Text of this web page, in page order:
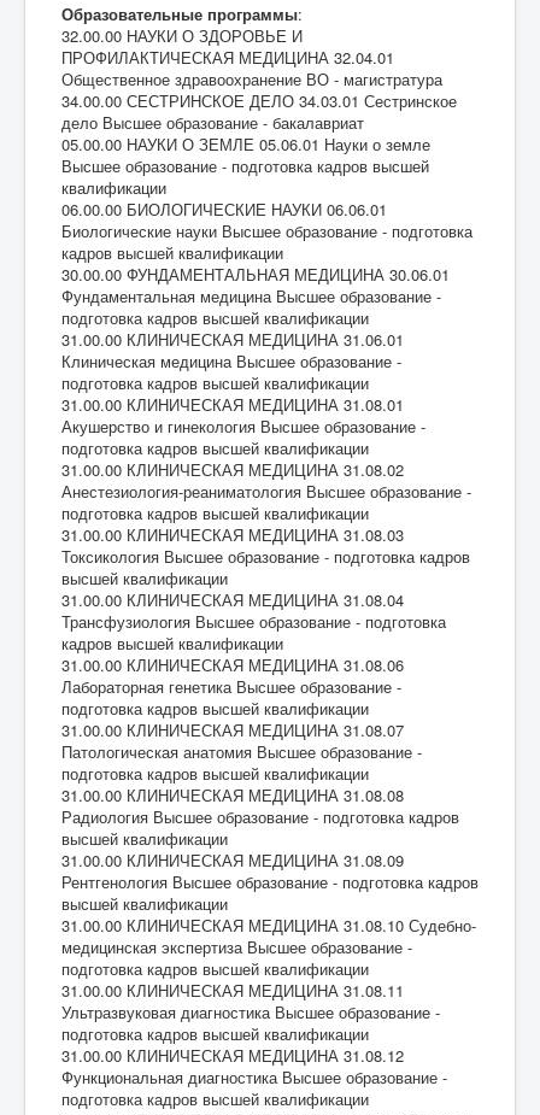
Образовательные программы:
32.00.00 НАУКИ О ЗДОРОВЬЕ И
ПРОФИЛАКТИЧЕСКАЯ МЕДИЦИНА 32.04.01
Общественное здравоохранение ВО - магистратура
34.00.00 СЕСТРИНСКОЕ ДЕЛО 34.03.01 Сестринское
дело Высшее образование - бакалавриат
05.00.00 НАУКИ О ЗЕМЛЕ 05.06.01 Науки о земле
Высшее образование - подготовка кадров высшей
квалификации
06.00.00 БИОЛОГИЧЕСКИЕ НАУКИ 06.06.01
Биологические науки Высшее образование - подготовка
кадров высшей квалификации
30.00.00 ФУНДАМЕНТАЛЬНАЯ МЕДИЦИНА 30.06.01
Фундаментальная медицина Высшее образование -
подготовка кадров высшей квалификации
31.00.00 КЛИНИЧЕСКАЯ МЕДИЦИНА 31.06.01
Клиническая медицина Высшее образование -
подготовка кадров высшей квалификации
31.00.00 КЛИНИЧЕСКАЯ МЕДИЦИНА 31.08.01
Акушерство и гинекология Высшее образование -
подготовка кадров высшей квалификации
31.00.00 КЛИНИЧЕСКАЯ МЕДИЦИНА 31.08.02
Анестезиология-реаниматология Высшее образование -
подготовка кадров высшей квалификации
31.00.00 КЛИНИЧЕСКАЯ МЕДИЦИНА 31.08.03
Токсикология Высшее образование - подготовка кадров
высшей квалификации
31.00.00 КЛИНИЧЕСКАЯ МЕДИЦИНА 31.08.04
Трансфузиология Высшее образование - подготовка
кадров высшей квалификации
31.00.00 КЛИНИЧЕСКАЯ МЕДИЦИНА 31.08.06
Лабораторная генетика Высшее образование -
подготовка кадров высшей квалификации
31.00.00 КЛИНИЧЕСКАЯ МЕДИЦИНА 31.08.07
Патологическая анатомия Высшее образование -
подготовка кадров высшей квалификации
31.00.00 КЛИНИЧЕСКАЯ МЕДИЦИНА 31.08.08
Радиология Высшее образование - подготовка кадров
высшей квалификации
31.00.00 КЛИНИЧЕСКАЯ МЕДИЦИНА 31.08.09
Рентгенология Высшее образование - подготовка кадров
высшей квалификации
31.00.00 КЛИНИЧЕСКАЯ МЕДИЦИНА 31.08.10 Судебно-
медицинская экспертиза Высшее образование -
подготовка кадров высшей квалификации
31.00.00 КЛИНИЧЕСКАЯ МЕДИЦИНА 31.08.11
Ультразвуковая диагностика Высшее образование -
подготовка кадров высшей квалификации
31.00.00 КЛИНИЧЕСКАЯ МЕДИЦИНА 31.08.12
Функциональная диагностика Высшее образование -
подготовка кадров высшей квалификации